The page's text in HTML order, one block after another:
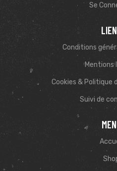
Se
Conditions
Mentions
Cookies & Politique
Suivi de